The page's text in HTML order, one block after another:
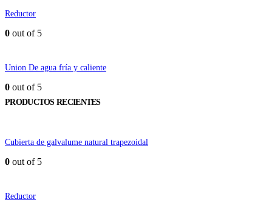
Reductor
0 out of 5
Union De agua fría y caliente
0 out of 5
PRODUCTOS RECIENTES
Cubierta de galvalume natural trapezoidal
0 out of 5
Reductor